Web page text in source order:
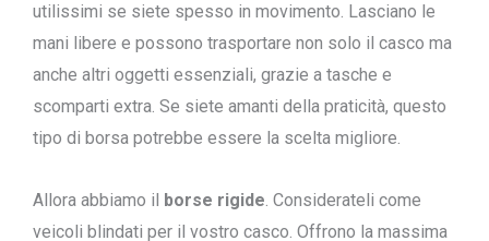
utilissimi se siete spesso in movimento. Lasciano le
mani libere e possono trasportare non solo il casco ma
anche altri oggetti essenziali, grazie a tasche e
scomparti extra. Se siete amanti della praticità, questo
tipo di borsa potrebbe essere la scelta migliore.
Allora abbiamo il borse rigide. Considerateli come
veicoli blindati per il vostro casco. Offrono la massima